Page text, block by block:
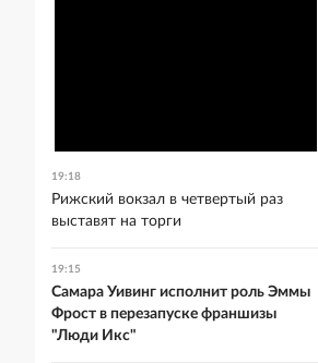
19:18
Рижский вокзал в четвертый раз
выставят на торги
19:15
Самара Уивинг исполнит роль Эммы
Фрост в перезапуске франшизы
"Люди Икс"